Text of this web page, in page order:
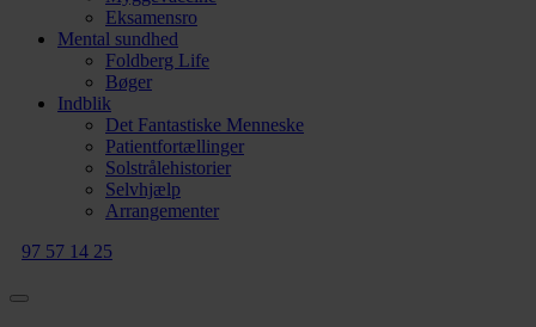
Eksamensro
Mental sundhed
Foldberg Life
Bøger
Indblik
Det Fantastiske Menneske
Patientfortællinger
Solstrålehistorier
Selvhjælp
Arrangementer
97 57 14 25